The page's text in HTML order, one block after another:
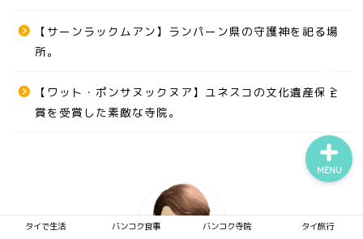
【サーンラックムアン】ランパーン県の守護神を祀る場
所。
【ワット・ポンサヌックヌア】ユネスコの文化遺産保全
賞を受賞した素敵な寺院。
タイで生活 バンコク食事 バンコク寺院 タイ旅行
MENU
バンコク寺院